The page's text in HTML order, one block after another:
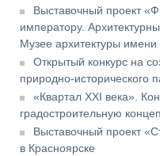
Выставочный проект
императору.
Музее архитектуры
Открытый конкурс на
природно-исторического
«Квартал XXI века».
градостроительную
Выставочный проект
в Красноярске